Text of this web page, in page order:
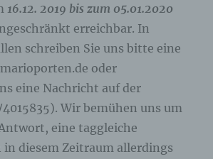
2020
–
jetzt
16.12. 2019 bis zum 05.01.2020
erreichbar. In
schreiben Sie uns bitte eine
oder
eine Nachricht auf der
Wir bemühen uns um
eine taggleiche
in diesem Zeitraum allerdings